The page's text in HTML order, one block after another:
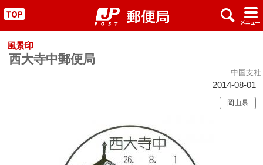
" x #
風景印
西大寺中郵便局
中国支社
2014-08-01
岡山県